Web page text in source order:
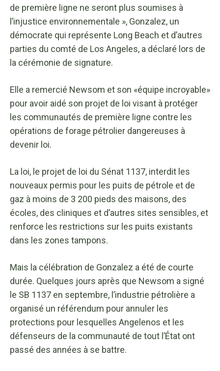
de première ligne ne seront plus soumises à
l’injustice environnementale », Gonzalez, un
démocrate qui représente Long Beach et d’autres
parties du comté de Los Angeles, a déclaré lors de
la cérémonie de signature.
Elle a remercié Newsom et son «équipe incroyable»
pour avoir aidé son projet de loi visant à protéger
les communautés de première ligne contre les
opérations de forage pétrolier dangereuses à
devenir loi.
La loi, le projet de loi du Sénat 1137, interdit les
nouveaux permis pour les puits de pétrole et de
gaz à moins de 3 200 pieds des maisons, des
écoles, des cliniques et d’autres sites sensibles, et
renforce les restrictions sur les puits existants
dans les zones tampons.
Mais la célébration de Gonzalez a été de courte
durée. Quelques jours après que Newsom a signé
le SB 1137 en septembre, l’industrie pétrolière a
organisé un référendum pour annuler les
protections pour lesquelles Angelenos et les
défenseurs de la communauté de tout l’État ont
passé des années à se battre.